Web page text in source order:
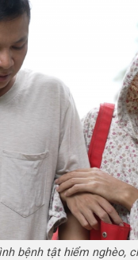
bệnh tật hiểm nghèo,